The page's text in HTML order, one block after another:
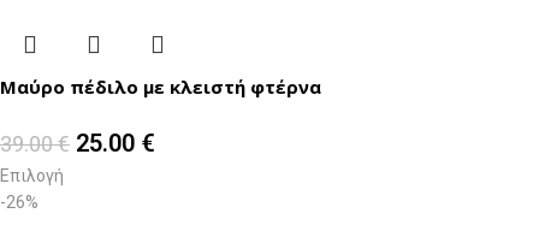
Μαύρο πέδιλο με κλειστή φτέρνα
39.00€ 25.00 €
Επιλογή
-26%